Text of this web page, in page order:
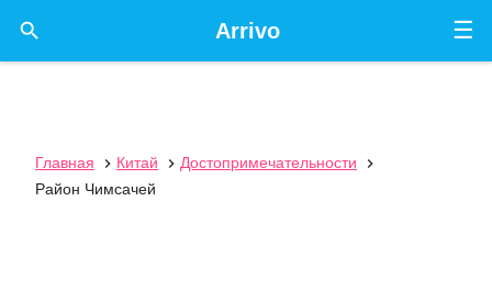
☰
Arrivo

Главная  Китай  Достопримечательности

Район Чимсачей